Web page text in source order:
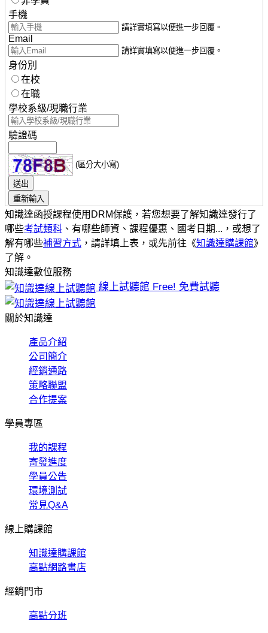
手機
請詳實填寫以便進一步回覆。
Email
請詳實填寫以便進一步回覆。
身份別
在校
在職
學校系級/現職行業
驗證碼
(區分大小寫)
知識達函授課程使用DRM保護，若您想要了解知識達發行了
哪些考試類科 、有哪些師資、課程優惠、國考日期...，或想了
解有哪些補習方式 ，請詳填上表，或先前往《知識達購課館》
了解。
知識達數位服務
線上試聽館 Free! 免費試聽
關於知識達
產品介紹
公司簡介
經銷通路
策略聯盟
合作提案
學員專區
我的課程
寄發進度
學員公告
環境測試
常見Q&A
線上購課館
知識達購課館
高點網路書店
經銷門市
高點分班